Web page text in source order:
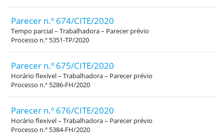
Parecer n.º 674/CITE/2020
Tempo parcial – Trabalhadora – Parecer prévio
Processo n.º 5351-TP/2020
Parecer n.º 675/CITE/2020
Horário flexível – Trabalhadora – Parecer prévio
Processo n.º 5286-FH/2020
Parecer n.º 676/CITE/2020
Horário flexível – Trabalhadora – Parecer prévio
Processo n.º 5384-FH/2020